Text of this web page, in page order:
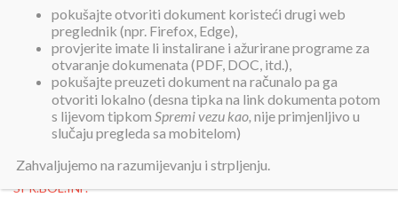
POSLOVNIK O RADU
POVJERENSTVA ZA KONTROLU I
SPR.BOL.INF.
Objavljeno:20. studenoga 2019.
POSLOVNIK O RADU POVJERENSTVA ZA KONTROLU I
SPR.BOL.INF.
pokušajte otvoriti dokument koristeći drugi web
preglednik (npr. Firefox, Edge),
provjerite imate li instalirane i ažurirane programe za
otvaranje dokumenata (PDF, DOC, itd.),
pokušajte preuzeti dokument na računalo pa ga
otvoriti lokalno (desna tipka na link dokumenta potom
s lijevom tipkom Spremi vezu kao, nije primjenljivo u
slučaju pregleda sa mobitelom)
Zahvaljujemo na razumijevanju i strpljenju.